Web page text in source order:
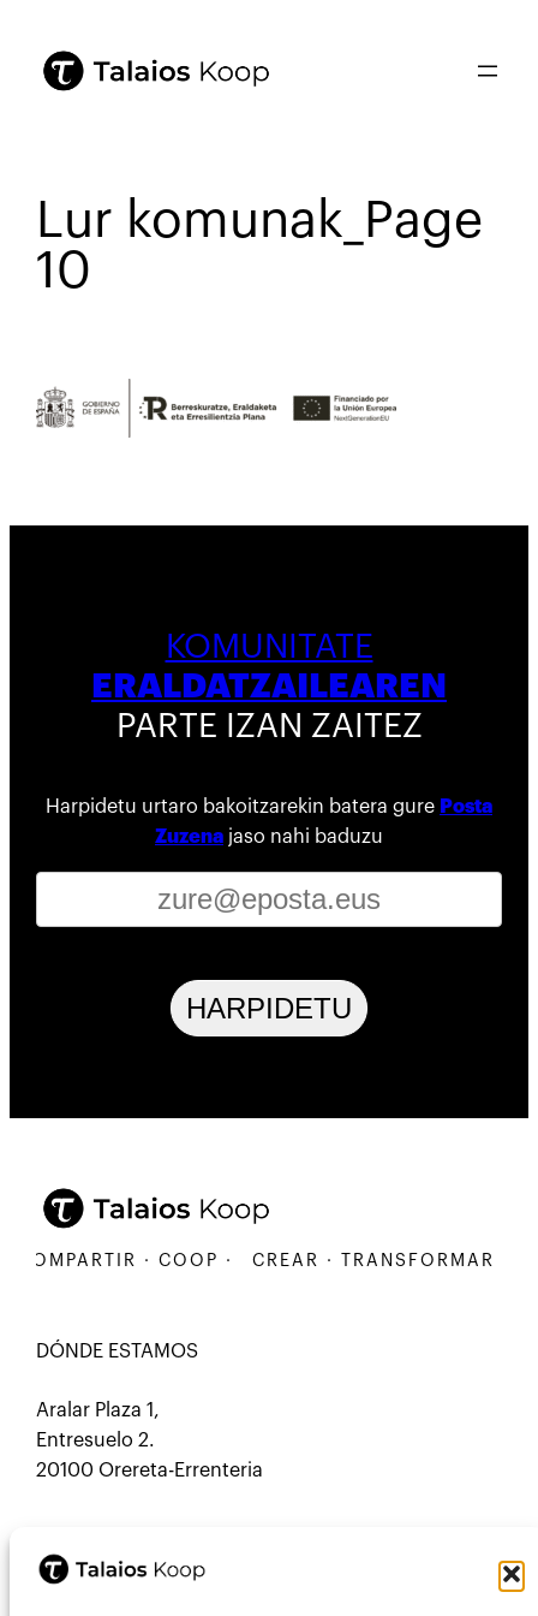
Lur komunak_Page
10
KOMUNITATE
ERALDATZAILEAREN
PARTE IZAN ZAITEZ
Harpidetu urtaro bakoitzarekin batera gure Posta
Zuzena jaso nahi baduzu
HARPIDETU
· COOP · CREAR · TRANSFORMAR ·
DÓNDE ESTAMOS
Aralar Plaza 1,
Entresuelo 2.
20100 Orereta-Errenteria